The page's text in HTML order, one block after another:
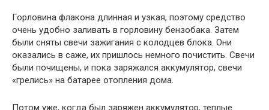
Горловина флакона длинная и узкая, поэтому средство
очень удобно заливать в горловину бензобака. Затем
были сняты свечи зажигания с колодцев блока. Они
оказались в саже, их пришлось немного почистить. Свечи
были почищены, и пока заряжался аккумулятор, свечи
«грелись» на батарее отопления дома.
Потом уже, когда был заряжен аккумулятор, теплые